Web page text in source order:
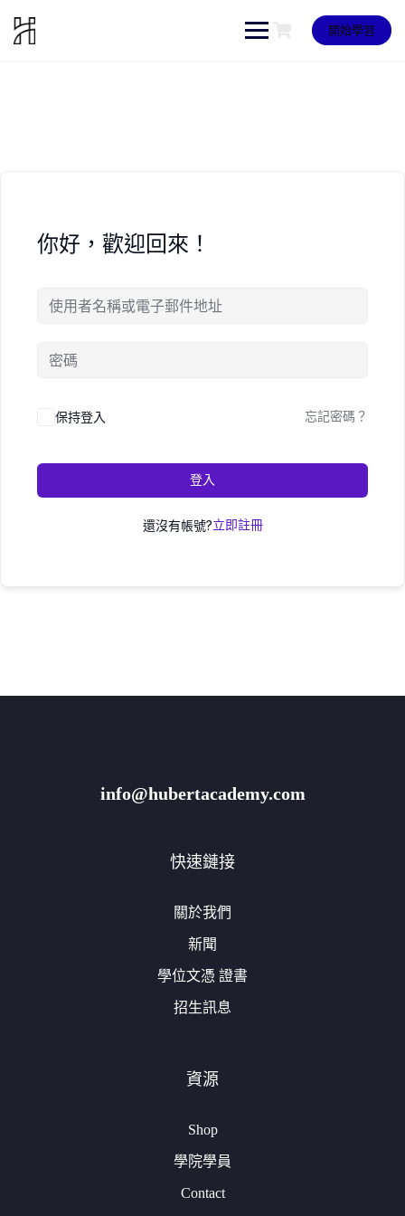
content
開始學習
你好，歡迎回來！
保持登入 忘記密碼？
登入
還沒有帳號?立即註冊
info@hubertacademy.com
快速鏈接
關於我們
新聞
學位文憑 證書
招生訊息
資源
Shop
學院學員
Contact